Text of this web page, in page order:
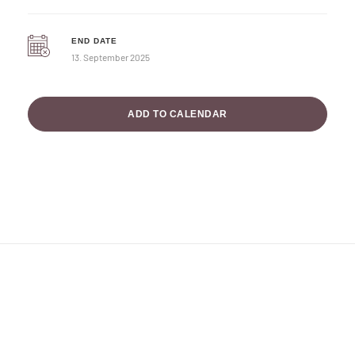
END DATE
13. September 2025
ADD TO CALENDAR